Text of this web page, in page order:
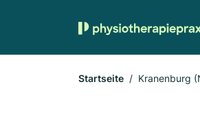
Startseite Kranenburg